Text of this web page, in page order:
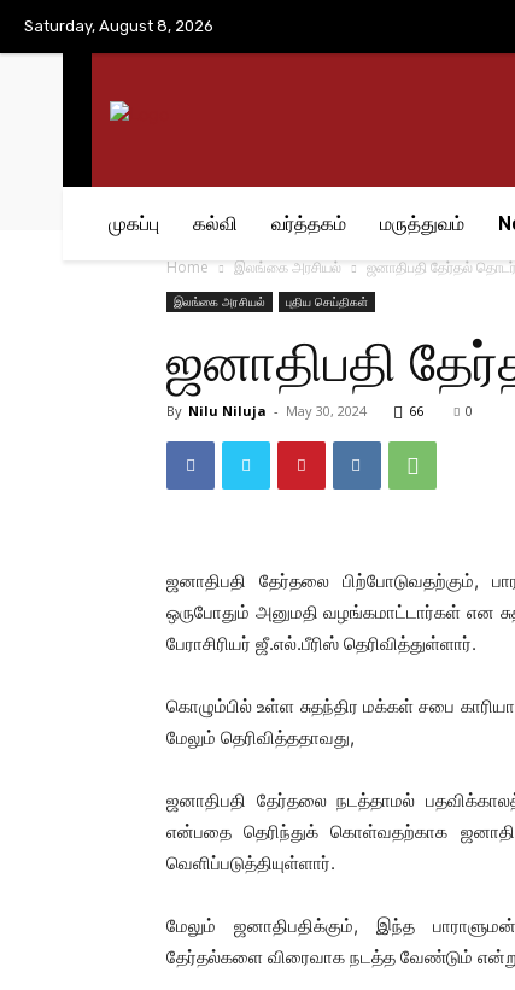
Saturday, August 8, 2026
முகப்பு கல்வி வர்த்தகம் மருத்துவம்
Home இலங்கை அரசியல் ஜனாதிபதி தேர்தல்
இலங்கை அரசியல் புதிய செய்திகள்
ஜனாதிபதி
By Nilu Niluja - May 30, 2024 66 0
ஜனாதிபதி தேர்தலை பிற்போடுவதற்கும்,
ஒருபோதும் அனுமதி வழங்கமாட்டார்கள் என
பேராசிரியர் ஜீ.எல்.பீரிஸ் தெரிவித்துள்ளார்.
கொழும்பில் உள்ள சுதந்திர மக்கள் சபை
மேலும் தெரிவித்ததாவது,
ஜனாதிபதி தேர்தலை நடத்தாமல்
என்பதை தெரிந்துக் கொள்வதற்காக
வெளிப்படுத்தியுள்ளார்.
மேலும் ஜனாதிபதிக்கும், இந்த
தேர்தல்களை விரைவாக நடத்த வேண்டும்